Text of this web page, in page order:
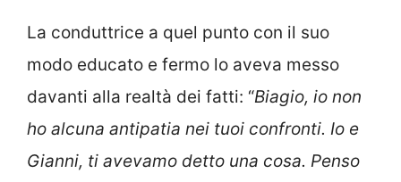
La conduttrice a quel punto con il suo
modo educato e fermo lo aveva messo
davanti alla realtà dei fatti: “Biagio, io non
ho alcuna antipatia nei tuoi confronti. Io e
Gianni, ti avevamo detto una cosa. Penso